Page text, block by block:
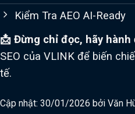
Kiểm Tra AEO AI-Ready
📩 Đừng chỉ đọc, hãy hành
SEO của VLINK để biến
tế.
Cập nhật: 30/01/2026 bởi Văn